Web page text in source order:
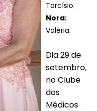
Tarcísio.
Nora:
Valéria.
Dia 29 de
setembro,
no Clube
dos
Médicos